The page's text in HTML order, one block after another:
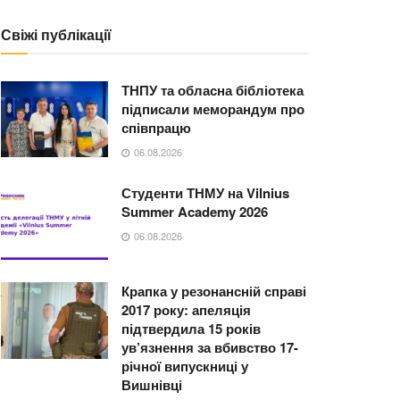
Свіжі публікації
ТНПУ та обласна бібліотека
підписали меморандум про
співпрацю
06.08.2026
Студенти ТНМУ на Vilnius
Summer Academy 2026
06.08.2026
Крапка у резонансній справі
2017 року: апеляція
підтвердила 15 років
ув’язнення за вбивство 17-
річної випускниці у
Вишнівці